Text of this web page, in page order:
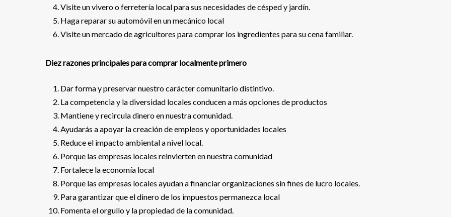
Visite un vivero o ferretería local para sus necesidades de césped y jardín.
Haga reparar su automóvil en un mecánico local
Visite un mercado de agricultores para comprar los ingredientes para su cena familiar.
Diez razones principales para comprar localmente primero
Dar forma y preservar nuestro carácter comunitario distintivo.
La competencia y la diversidad locales conducen a más opciones de productos
Mantiene y recircula dinero en nuestra comunidad.
Ayudarás a apoyar la creación de empleos y oportunidades locales
Reduce el impacto ambiental a nivel local.
Porque las empresas locales reinvierten en nuestra comunidad
Fortalece la economía local
Porque las empresas locales ayudan a financiar organizaciones sin fines de lucro locales.
Para garantizar que el dinero de los impuestos permanezca local
Fomenta el orgullo y la propiedad de la comunidad.